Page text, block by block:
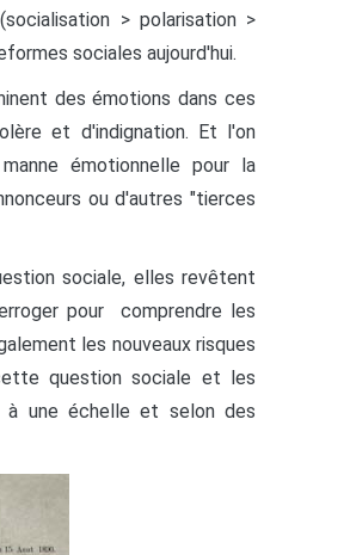
> polarisation >
sociales aujourd'hui.
des émotions dans ces
et d'indignation. Et l'on
émotionnelle pour la
ou d'autres "tierces
sociale, elles revêtent
pour comprendre les
les nouveaux risques
question sociale et les
à une échelle et selon des